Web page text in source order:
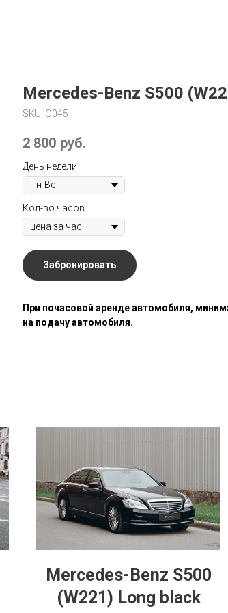
Mercedes-Benz S500
SKU: O045
2 800 руб.
День недели
Кол-во часов
Забронировать
При почасовой аренде автомобиля,
на подачу автомобиля.
Mercedes-Benz S500
(W221) Long black